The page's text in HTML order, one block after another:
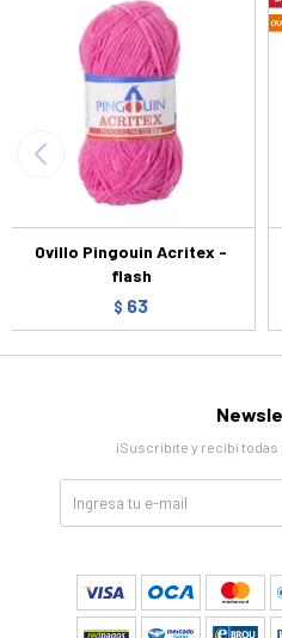
Ovillo Pingouin Acritex -
flash
$ 63
¡Suscribite y recibí